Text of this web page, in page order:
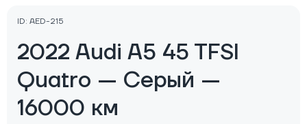
ID: AED-215
2022 Audi A5 45 TFSI
Quatro — Серый —
16000 км